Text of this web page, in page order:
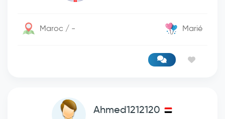
Maroc / - Marié
Ahmed1212120